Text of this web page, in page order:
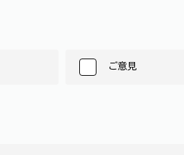
ご意見